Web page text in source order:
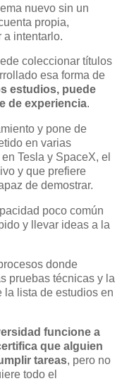
nuevo sin un
propia,
a intentarlo.
coleccionar títulos
esa forma de
estudios, puede
de experiencia.
y pone de
en varias
Tesla y SpaceX, el
y que prefiere
de demostrar.
poco común
y llevar ideas a la
donde
pruebas técnicas y la
la lista de estudios en
funcione a
que alguien
tareas, pero no
todo el